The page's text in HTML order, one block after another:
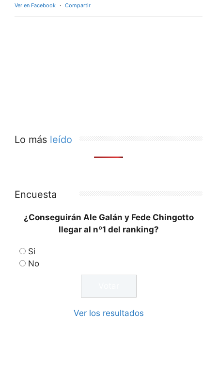
Ver en Facebook · Compartir
Lo más leído
Encuesta
¿Conseguirán Ale Galán y Fede Chingotto
llegar al nº1 del ranking?
Si
No
Ver los resultados